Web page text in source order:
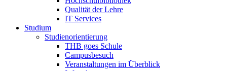
Qualität der Lehre
IT Services
Studium
Studienorientierung
THB goes Schule
Campusbesuch
Veranstaltungen im Überblick